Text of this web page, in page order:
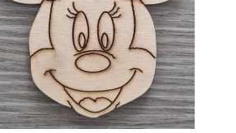
ΠΡΟΣΘΗΚΗ ΣΤΟ ΚΑΛΑΘΙ
ΛΕΠΤΟΜΕΡΕΙΕΣ